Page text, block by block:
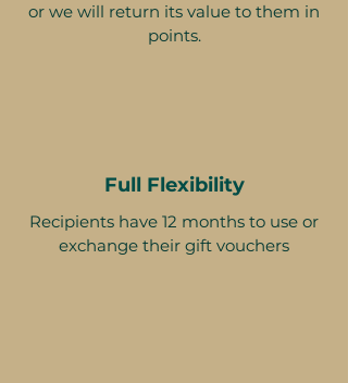
or we will return its value to them in
points.
Full Flexibility
Recipients have 12 months to use or
exchange their gift vouchers